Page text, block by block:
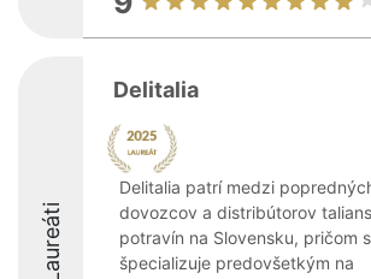
Laureáti
Delitalia
Delitalia patrí medzi
dovozcov a distribútorov
potravín na Slovensku, pričom
špecializuje predovšetkým na